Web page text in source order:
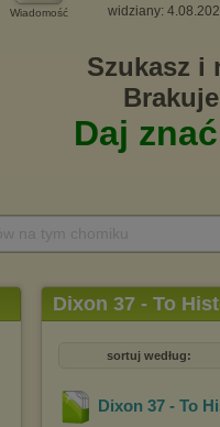
Wiadomość widziany:
Dixon 37 - To
sortuj według:
Dixon 37 - To